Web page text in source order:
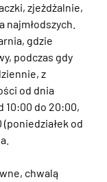
zjeżdżalnie,
najmłodszych.
gdzie
podczas gdy
z
od dnia
10:00 do 20:00,
od
chwalą